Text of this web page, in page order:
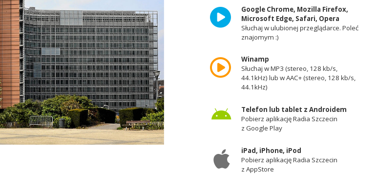
Google Chrome, Mozilla Firefox,
Microsoft Edge, Safari, Opera
Słuchaj w ulubionej przeglądarce. Poleć
znajomym :)
Winamp
Słuchaj w MP3 (stereo, 128 kb/s,
44.1kHz) lub w AAC+ (stereo, 128 kb/s,
44.1kHz)
Telefon lub tablet z Androidem
Pobierz aplikację Radia Szczecin
z Google Play
iPad, iPhone, iPod
Pobierz aplikację Radia Szczecin
z AppStore